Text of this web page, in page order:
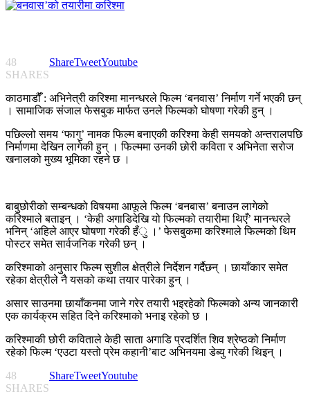
48
SHARES
ShareTweetYoutube
काठमाडौंँ : अभिनेत्री करिश्मा मानन्धरले फिल्म ‘बनवास’ निर्माण गर्ने भएकी छन्
। सामाजिक संजाल फेसबुक मार्फत उनले फिल्मको घोषणा गरेकी हुन् ।
पछिल्लो समय ‘फागु’ नामक फिल्म बनाएकी करिश्मा केही समयको अन्तरालपछि
निर्माणमा देखिन लागेकी हुन् । फिल्ममा उनकी छोरी कविता र अभिनेता सरोज
खनालको मुख्य भूमिका रहने छ ।
बाबुछोरीको सम्बन्धको विषयमा आफूले फिल्म ‘बनबास’ बनाउन लागेको
करिश्माले बताइन् । ‘केही अगाडिदेखि यो फिल्मको तयारीमा थिएँ’ मानन्धरले
भनिन् ‘अहिले आएर घोषणा गरेकी हँु ।’ फेसबुकमा करिश्माले फिल्मको थिम
पोस्टर समेत सार्वजनिक गरेकी छन् ।
करिश्माको अनुसार फिल्म सुशील क्षेत्रीले निर्देशन गर्दैछन् । छायाँकार समेत
रहेका क्षेत्रीले नै यसको कथा तयार पारेका हुन् ।
असार साउनमा छायाँकनमा जाने गरेर तयारी भइरहेको फिल्मको अन्य जानकारी
एक कार्यक्रम सहित दिने करिश्माको भनाइ रहेको छ ।
करिश्माकी छोरी कविताले केही साता अगाडि प्रदर्शित शिव श्रेष्ठको निर्माण
रहेको फिल्म ‘एउटा यस्तो प्रेम कहानी’बाट अभिनयमा डेब्यु गरेकी थिइन् ।
48
SHARES
ShareTweetYoutube